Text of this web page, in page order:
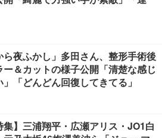
ら夜ふかし」多田さん、整形手術後
ー＆カットの様子公開「清楚な感じ
「どんどん回復してきてる」
集】三浦翔平・広瀬アリス・JO1白